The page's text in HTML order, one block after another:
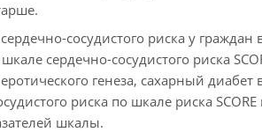
сосудистого риска у
сердечно-сосудистого риска
генеза, сахарный
риска по шкале риска
шкалы.